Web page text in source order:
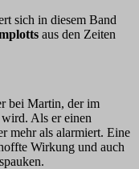
sich in diesem Band
aus den Zeiten
bei Martin, der im
Als er einen
mehr als alarmiert. Eine
Wirkung und auch